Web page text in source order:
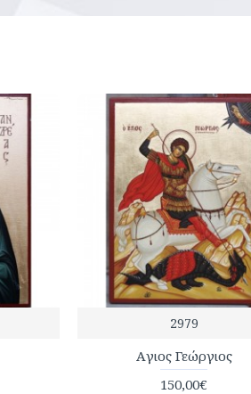
2979
Aγιος Γεώργιος
150,00€